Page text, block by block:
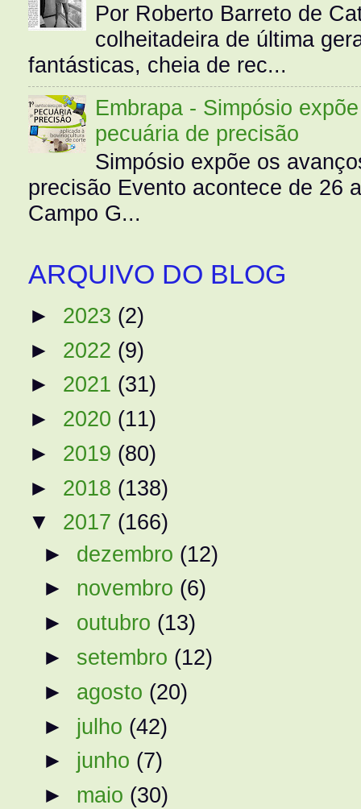
Por Roberto Barreto de
colheitadeira de última
fantásticas, cheia de rec...
Embrapa - Simpósio
pecuária de precisão
Simpósio expõe os
precisão Evento acontece de 26
Campo G...
ARQUIVO DO BLOG
► 2023 (2)
► 2022 (9)
► 2021 (31)
► 2020 (11)
► 2019 (80)
► 2018 (138)
▼ 2017 (166)
► dezembro (12)
► novembro (6)
► outubro (13)
► setembro (12)
► agosto (20)
► julho (42)
► junho (7)
► maio (30)